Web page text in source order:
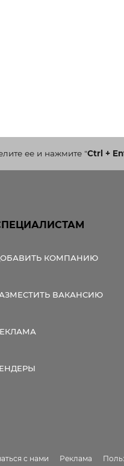
ее и нажмите"Ctrl +
КОМПАНИЮ
ВАКАНСИЮ
с нами Реклама